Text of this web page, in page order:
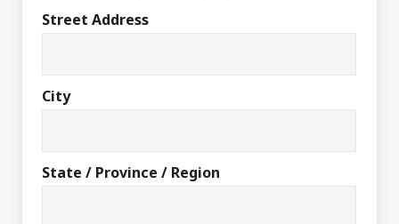
Street Address
City
State / Province / Region